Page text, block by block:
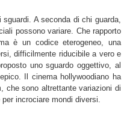
A seconda di chi guarda,
possono variare. Che rapporto
è un codice eterogeneo, una
difficilmente riducibile a vero e
uno sguardo oggettivo, al
Il cinema hollywoodiano ha
che sono altrettante variazioni di
incrociare mondi diversi.